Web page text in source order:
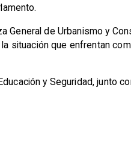
General de Urbanismo y
situación que enfrentan
y Seguridad, junto